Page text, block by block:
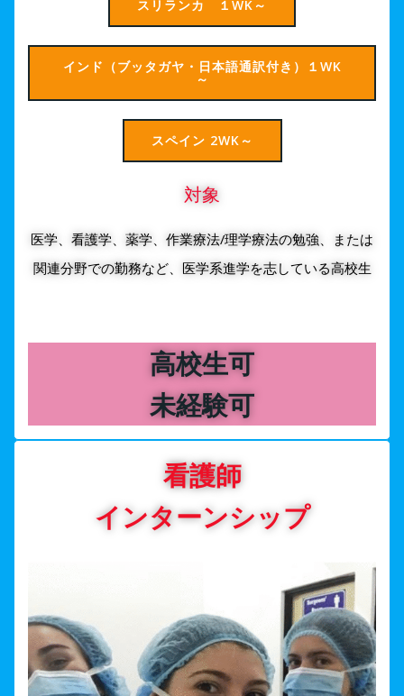
スリランカ １WK～
インド（ブッタガヤ・日本語通訳付き）１WK
～
スペイン 2WK～
対象
医学、看護学、薬学、作業療法/理学療法の勉強、または
関連分野での勤務など、医学系進学を志している高校生
高校生可
未経験可
看護師
インターンシップ